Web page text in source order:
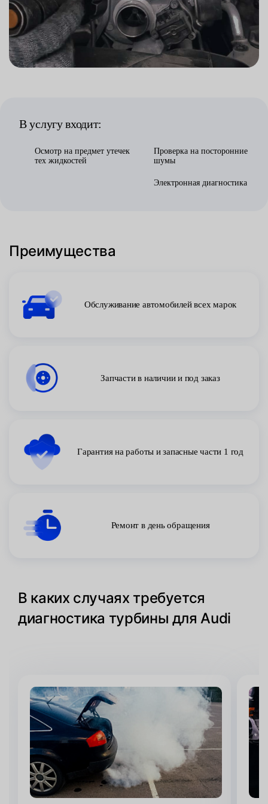
В услугу входит:
Осмотр на предмет утечек
тех жидкостей
Проверка на посторонние
шумы
Электронная диагностика
Преимущества
Обслуживание автомобилей всех марок
Запчасти в наличии и под заказ
Гарантия на работы и запасные части 1 год
Ремонт в день обращения
В каких случаях требуется
диагностика турбины для Audi